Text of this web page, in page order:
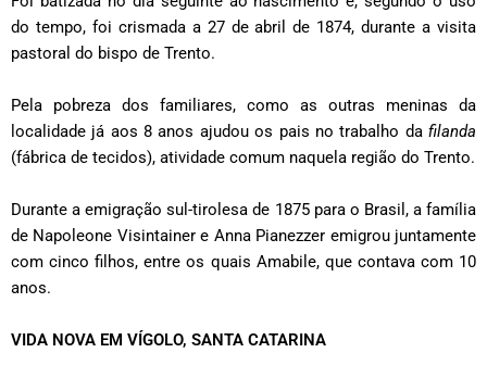
do tempo, foi crismada a 27 de abril de 1874, durante a visita
pastoral do bispo de Trento.
Pela pobreza dos familiares, como as outras meninas da
localidade já aos 8 anos ajudou os pais no trabalho da filanda
(fábrica de tecidos), atividade comum naquela região do Trento.
Durante a emigração sul-tirolesa de 1875 para o Brasil, a família
de Napoleone Visintainer e Anna Pianezzer emigrou juntamente
com cinco filhos, entre os quais Amabile, que contava com 10
anos.
VIDA NOVA EM VÍGOLO, SANTA CATARINA